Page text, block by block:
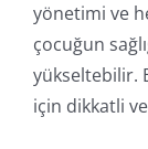
yönetimi ve
çocuğun
yükseltebilir.
için dikkatli